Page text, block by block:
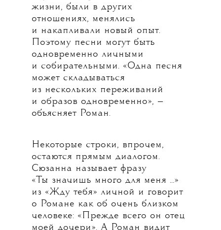
жизни, были в других
отношениях, менялись
и накапливали новый опыт.
Поэтому песни могут быть
одновременно личными
и собирательными. «Одна песня
может складываться
из нескольких переживаний
и образов одновременно», —
объясняет Роман.
Некоторые строки, впрочем,
остаются прямым диалогом.
Сюзанна называет фразу
«Ты значишь много для меня ...»
из «Жду тебя» личной и говорит
о Романе как об очень близком
человеке: «Прежде всего он отец
моей дочери». А Роман видит